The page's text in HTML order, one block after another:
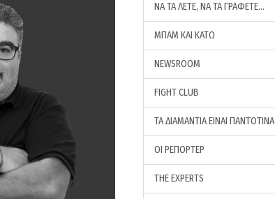
ΝΑ ΤΑ ΛΕΤΕ, ΝΑ ΤΑ ΓΡΑΦΕΤΕ…
ΜΠΑΜ ΚΑΙ ΚΑΤΩ
NEWSROOM
FIGHT CLUB
ΤΑ ΔΙΑΜΑΝΤΙΑ ΕΙΝΑΙ ΠΑΝΤΟΤΙΝΑ
ΟΙ ΡΕΠΟΡΤΕΡ
THE EXPERTS